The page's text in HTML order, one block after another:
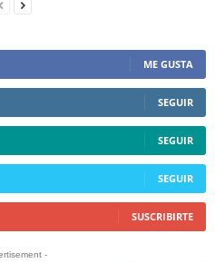
ME GUSTA
SEGUIR
SEGUIR
SEGUIR
SUSCRIBIRTE
-